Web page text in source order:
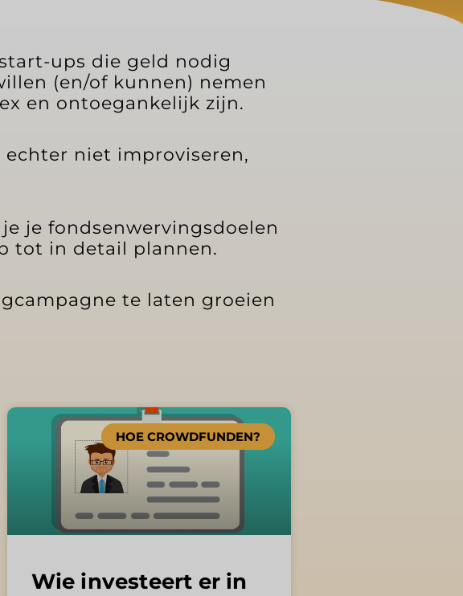
ups die geld nodig
(en/of kunnen) nemen
en ontoegankelijk zijn.
niet improviseren,
je fondsenwervingsdoelen
tot in detail plannen.
te laten groeien
HOE CROWDFUNDEN?
Wie investeert er in